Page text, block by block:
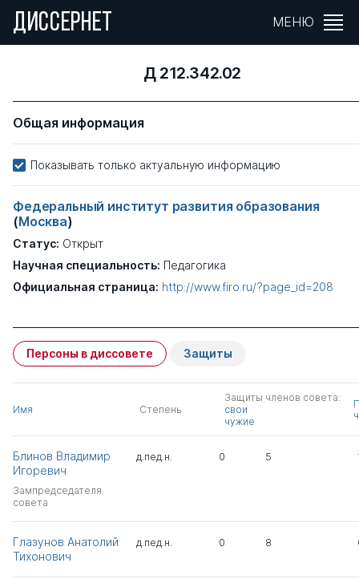
ДИССЕРНЕТ МЕНЮ
Д 212.342.02
Общая информация
Показывать только актуальную информацию
Федеральный институт развития образования
(Москва)
Статус: Открыт
Научная специальность: Педагогика
Официальная страница: http://www.firo.ru/?page_id=208
Персоны в диссовете Защиты
Имя Степень
Защиты членов совета:
свои
чужие
Блинов Владимир
Игоревич
Зампредседателя
совета
д.пед.н. 0 5
Глазунов Анатолий
Тихонович
д.пед.н. 0 8